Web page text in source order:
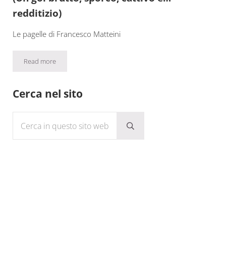
redditizio)
Le pagelle di Francesco Matteini
Read moreFiorentina-Verona 1-0: io l’ho vista così (Un gol brutto, sporco,
Sidebar
Cerca nel sito
Submit search